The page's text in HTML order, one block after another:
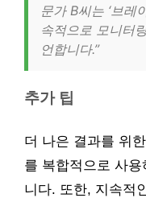
문가 B씨는 ‘브레
속적으로 모니터
언합니다.”
추가 팁
더 나은 결과를 위
를 복합적으로 사
니다. 또한, 지속적